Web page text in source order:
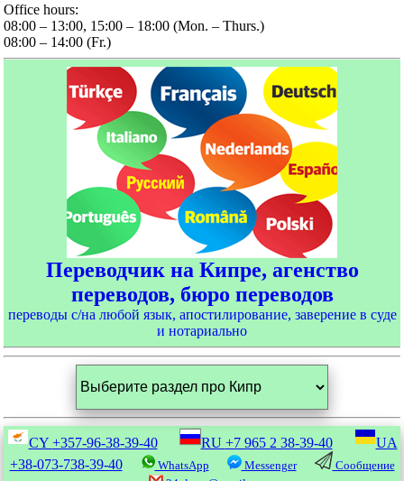
Office hours:
08:00 – 13:00, 15:00 – 18:00 (Mon. – Thurs.)
08:00 – 14:00 (Fr.)
Переводчик на Кипре, агенство
переводов, бюро переводов
переводы с/на любой язык, апостилирование, заверение в суде
и нотариально
CY +357-96-38-39-40 RU +7 965 2 38-39-40
UA
+38-073-738-39-40
WhatsApp Messenger
Сообщение